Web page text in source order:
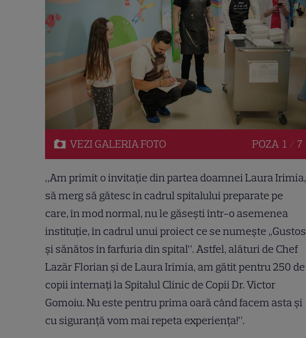
VEZI GALERIAFOTO POZA 1 / 7
„Am primit o invitație din partea doamnei Laura Irimia,
să merg să gătesc în cadrul spitalului preparate pe
care, în mod normal, nu le găsești într-o asemenea
instituție, în cadrul unui proiect ce se numește ,,Gustos
și sănătos în farfuria din spital”. Astfel, alături de Chef
Lazăr Florian și de Laura Irimia, am gătit pentru 250 de
copii internați la Spitalul Clinic de Copii Dr. Victor
Gomoiu. Nu este pentru prima oară când facem asta şi
cu siguranţă vom mai repeta experienţa!”.